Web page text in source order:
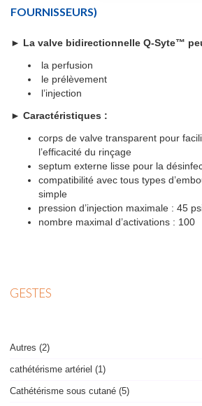
FOURNISSEURS)
► La valve bidirectionnelle Q-Syte™
la perfusion
le prélèvement
l’injection
► Caractéristiques :
corps de valve transparent pour
l’efficacité du rinçage
septum externe lisse pour la
compatibilité avec tous types
simple
pression d’injection maximale : 45
nombre maximal d’activations : 100
GESTES
Autres (2)
cathétérisme artériel (1)
Cathétérisme sous cutané (5)